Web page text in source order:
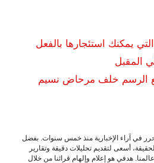
التي يمكنك استئجارها بالفعل
المقبل
الرسم خلف مرحاض نسيم
في آراء الإخبارية منذ خمس سنوات. بفضل
أسعى لتقديم تحليلات دقيقة وتقارير
هدفي هو إعلام وإلهام قرائنا من خلال